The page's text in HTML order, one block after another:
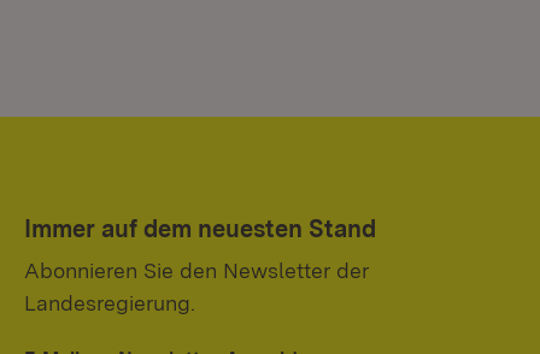
Immer auf dem neuesten Stand
Abonnieren Sie den Newsletter der
Landesregierung.